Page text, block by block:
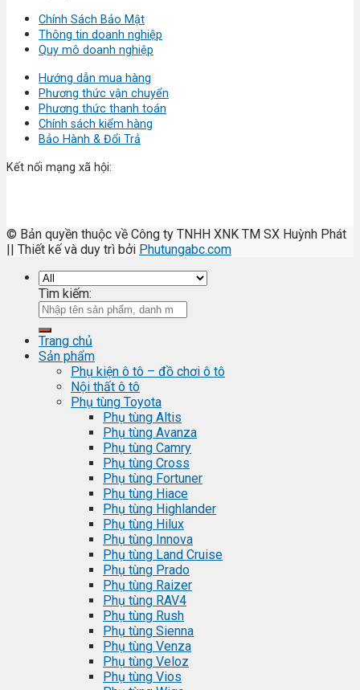
Chính Sách Bảo Mật
Thông tin doanh nghiệp
Quy mô doanh nghiệp
Hướng dẫn mua hàng
Phương thức vận chuyển
Phương thức thanh toán
Chính sách kiểm hàng
Bảo Hành & Đổi Trả
Kết nối mạng xã hội:
© Bản quyền thuộc về Công ty TNHH XNK TM SX Huỳnh Phát
|| Thiết kế và duy trì bởi Phutungabc.com
Tìm kiếm:
Trang chủ
Sản phẩm
Phụ kiện ô tô – đồ chơi ô tô
Nội thất ô tô
Phụ tùng Toyota
Phụ tùng Altis
Phụ tùng Avanza
Phụ tùng Camry
Phụ tùng Cross
Phụ tùng Fortuner
Phụ tùng Hiace
Phụ tùng Highlander
Phụ tùng Hilux
Phụ tùng Innova
Phụ tùng Land Cruise
Phụ tùng Prado
Phụ tùng Raizer
Phụ tùng RAV4
Phụ tùng Rush
Phụ tùng Sienna
Phụ tùng Venza
Phụ tùng Veloz
Phụ tùng Vios